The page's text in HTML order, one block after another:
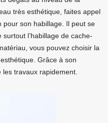
très esthétique, faites appel
pour son habillage. Il peut se
l’habillage de cache-
vous pouvez choisir la
Grâce à son
travaux rapidement.